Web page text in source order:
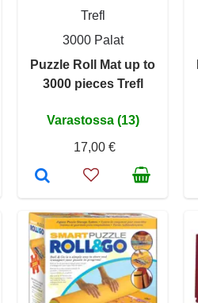
Trefl
3000 Palat
Puzzle Roll Mat up to
3000 pieces Trefl
Varastossa (13)
17,00 €